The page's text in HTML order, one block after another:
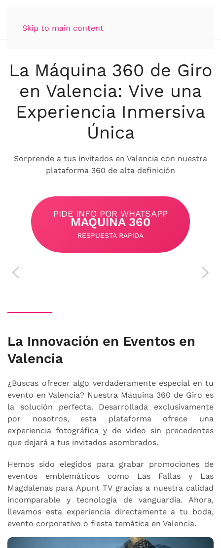
Skip to main content
La Máquina 360 de Giro
en Valencia: Vive una
Experiencia Inmersiva
Única
Sorprende a tus invitados en Valencia con nuestra
plataforma 360 de alta definición
PIDE INFO POR WHATSAPP
MAQUINA 360
RESPUESTA RAPIDA
La Innovación en Eventos en
Valencia
¿Buscas ofrecer algo verdaderamente especial en tu
evento en Valencia? Nuestra Máquina 360 de Giro es
la solución perfecta. Desarrollada exclusivamente
por nosotros, esta plataforma ofrece una
experiencia fotográfica y de video sin precedentes
que dejará a tus invitados asombrados.
Hemos sido elegidos para grabar promociones de
eventos emblemáticos como Las Fallas y Las
Magdalenas para Apunt TV gracias a nuestra calidad
incomparable y tecnología de vanguardia. Ahora,
llevamos esta experiencia directamente a tu boda,
evento corporativo o fiesta temática en Valencia.